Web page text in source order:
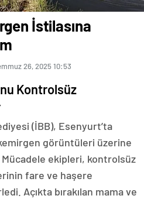
İstilasına
26, 2025 10:53
Kontrolsüz
(İBB), Esenyurt’ta
görüntüleri üzerine
ekipleri, kontrolsüz
fare ve haşere
Açıkta bırakılan mama ve